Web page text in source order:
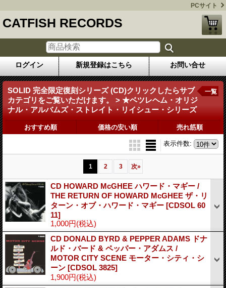
PCサイト
CATFISH RECORDS
ログイン 新規登録はこちら お問い合せ
SOLID 完全限定復刻シリーズ (CD)クリックしたらサブ
カテゴリをご覧いただけます。 > ★ベツレヘム・オリジ
ナル・アルバムズ・ストレイト・リイシュー・シリーズ
一覧
おすすめ順 価格の安い順 売れ筋順
表示件数:
1 2 3 次»
CD HOWARD McGHEE ハワード・マギー /
THE RETURN OF HOWARD McGHEE ザ・リ
ターン・オブ・ハワード・マギー [CDSOL 60
11]
1,000円(税込)
CD DONALD BYRD & PEPPER ADAMS ドナ
ルド・バード & ペッパー・アダムス /
MOTOR CITY SCENE モーター・シティ・シ
ーン [CDSOL 3825]
1,900円(税込)